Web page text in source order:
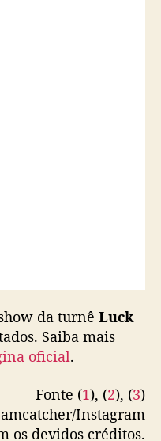
s
e
g
o
a
d
o
da turnê Luck
Saiba mais
oficial.
Fonte (1), (2), (3)
Instagram
os devidos créditos.